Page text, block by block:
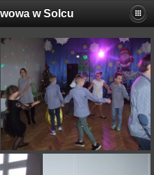
w Solcu